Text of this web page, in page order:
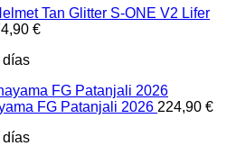
S-ONE V2 Lifer
€
días
FG Patanjali 2026 224,90 €
días